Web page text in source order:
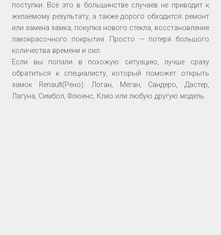
поступки. Всё это в большинстве случаев не приводит к
желаемому результату, а также дорого обходится: ремонт
или замена замка, покупка нового стекла, восстановление
лакокрасочного покрытия. Просто — потеря большого
количества времени и сил.
Если вы попали в похожую ситуацию, лучше сразу
обратиться к специалисту, который поможет открыть
замок Renault(Рено): Логан, Меган, Сандеро, Дастер,
Лагуна, Симбол, Флюенс, Клио или любую другую модель.